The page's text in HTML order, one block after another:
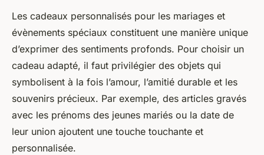
Les cadeaux personnalisés pour les mariages et
évènements spéciaux constituent une manière unique
d’exprimer des sentiments profonds. Pour choisir un
cadeau adapté, il faut privilégier des objets qui
symbolisent à la fois l’amour, l’amitié durable et les
souvenirs précieux. Par exemple, des articles gravés
avec les prénoms des jeunes mariés ou la date de
leur union ajoutent une touche touchante et
personnalisée.